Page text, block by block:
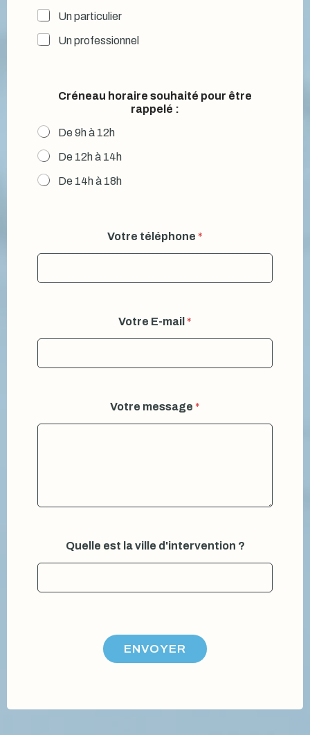
Un particulier
Un professionnel
*
?
Créneau horaire souhaité pour être
rappelé :
De 9h à 12h
De 12h à 14h
De 14h à 18h
Votre téléphone *
Votre E-mail *
Votre message *
Quelle est la ville d'intervention ?
ENVOYER